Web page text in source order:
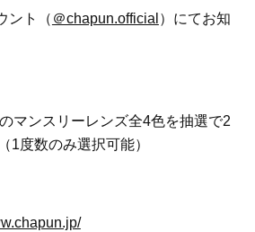
ント（ ＠chapun.official ）にてお知
マンスリーレンズ全4色を抽選で2
1度数のみ選択可能）